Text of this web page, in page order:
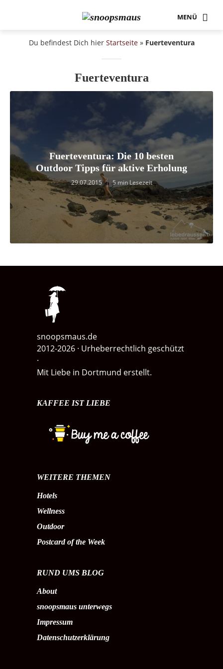
MENÜ
Du befindest Dich hier Startseite» Fuerteventura
Fuerteventura
Fuerteventura: Die 10 besten
Outdoor Tipps für aktive Erholung
29.07.2015 5 min Lesezeit
snoopsmaus.de
2012-2026 · Urheberrechtlich geschützt
·
Mit Liebe in Dortmund erstellt.
KAFFEE IST LIEBE
WEITERE THEMEN
Hotels
Wellness
Outdoor
Postcard of the Week
RUND UMS BLOG
About
snoopsmaus unterwegs
Impressum
Datenschutzerklärung